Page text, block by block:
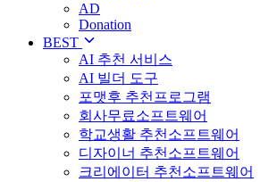
AD
Donation
BEST
AI 추천 서비스
AI 빌더 도구
포맷후 추천프로그램
회사무료소프트웨어
학교생활 추천소프트웨어
디자이너 추천소프트웨어
크리에이터 추천소프트웨어